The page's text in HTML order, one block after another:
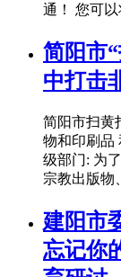
通！ 您可
简阳市
中打击
简阳市扫黄
物和印刷品
级部门: 为
宗教出版物
建阳市
忘记你